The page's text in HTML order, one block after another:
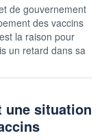
de gouvernement
des vaccins
la raison pour
un retard dans sa
une situation